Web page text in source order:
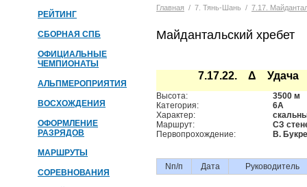
РЕЙТИНГ
СБОРНАЯ СПБ
ОФИЦИАЛЬНЫЕ
ЧЕМПИОНАТЫ
АЛЬПМЕРОПРИЯТИЯ
ВОСХОЖДЕНИЯ
ОФОРМЛЕНИЕ
РАЗРЯДОВ
МАРШРУТЫ
СОРЕВНОВАНИЯ
Главная / 7. Тянь-Шань / 7.17.
Майдантальский хребет
7.17.22. Δ Удача
Высота:
3500 м
Категория:
6А
Характер:
Маршрут:
СЗ
Первопрохождение:
В.
Nп/п Дата Руководитель